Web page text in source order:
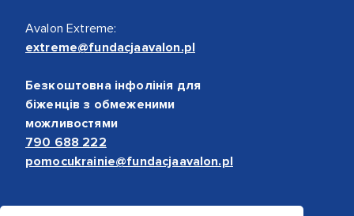
Avalon Extreme:
extreme@fundacjaavalon.pl
Безкоштовна інфолінія для
біженців з обмеженими
можливостями
790 688 222
pomocukrainie@fundacjaavalon.pl